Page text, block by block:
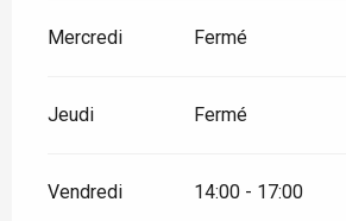
Mercredi Fermé
Jeudi Fermé
Vendredi 14:00 - 17:00